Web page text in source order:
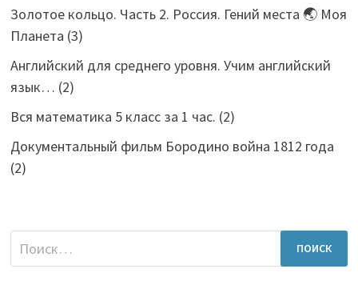
Золотое кольцо. Часть 2. Россия. Гений места 🌏 Моя
Планета (3)
Английский для среднего уровня. Учим английский
язык… (2)
Вся математика 5 класс за 1 час. (2)
Документальный фильм Бородино война 1812 года
(2)
Найти: